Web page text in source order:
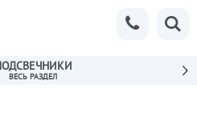
ПОДСВЕЧНИКИ